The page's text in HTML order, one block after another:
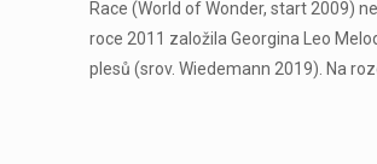
Race (World of Wonder, start 2009)
roce 2011 založila Georgina Leo
plesů (srov. Wiedemann 2019). Na